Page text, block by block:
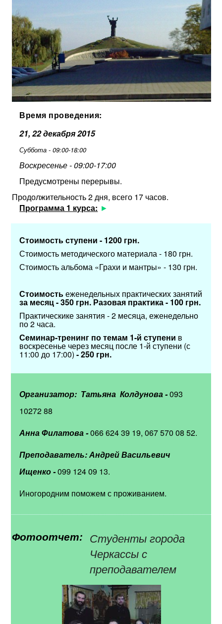
Время проведения:
21, 22 декабря 2015
Суббота - 09:00-18:00
Воскресенье - 09:00-17:00
Предусмотрены перерывы.
Продолжительность 2 дня, всего 17 часов.
Программа 1 курса:
Стоимость ступени - 1200 грн.
Стоимость методического материала - 180 грн.
Стоимость альбома «Грахи и мантры» - 130 грн.
Стоимостьеженедельных практических занятий
за месяц - 350 грн. Разовая практика - 100 грн.
Практическике занятия - 2 месяца, еженедельно
по 2 часа.
Семинар-тренинг по темам 1-й ступени в
воскресенье через месяц после 1-й ступени (с
11:00 до 17:00) - 250 грн.
Организатор: Татьяна Колдунова -093
10272 88
Анна Филатова -066 624 39 19, 067 570 08 52.
Преподаватель: Андрей Васильевич
Ищенко -099 124 09 13.
Иногородним поможем с проживанием.
Фотоотчет:
Студенты города
Черкассы с
преподавателем